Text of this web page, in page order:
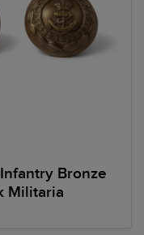
Bronze
Militaria